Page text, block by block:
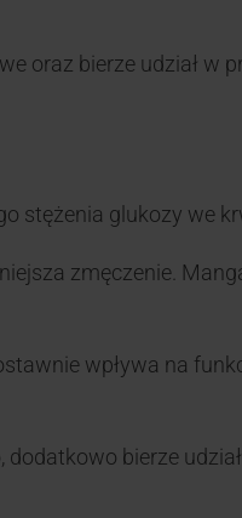
oraz bierze udział w
stężenia glukozy we
zmęczenie.
wpływa na
bierze